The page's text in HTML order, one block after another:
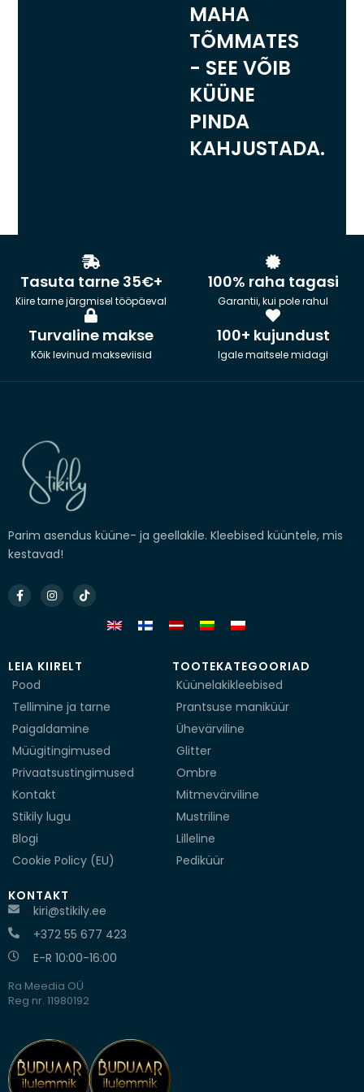
MAHA
TÕMMATES
- SEE VÕIB
KÜÜNE
PINDA
KAHJUSTADA.
Tasuta tarne 35€+
Kiire tarne järgmisel tööpäeval
100% raha tagasi
Garantii, kui pole rahul
Turvaline makse
Kõik levinud makseviisid
100+ kujundust
Igale maitsele midagi
Parim asendus küüne- ja geellakile. Kleebised küüntele, mis
kestavad!
Facebook-
f
Instagram
Tiktok
LEIA KIIRELT
Pood
Tellimine ja tarne
Paigaldamine
Müügitingimused
Privaatsustingimused
Kontakt
Stikily lugu
Blogi
Cookie Policy (EU)
TOOTEKATEGOORIAD
Küünelakikleebised
Prantsuse maniküür
Ühevärviline
Glitter
Ombre
Mitmevärviline
Mustriline
Lilleline
Pediküür
KONTAKT
kiri@stikily.ee
+372 55 677 423
E-R 10:00-16:00
Ra Meedia OÜ
Reg nr. 11980192